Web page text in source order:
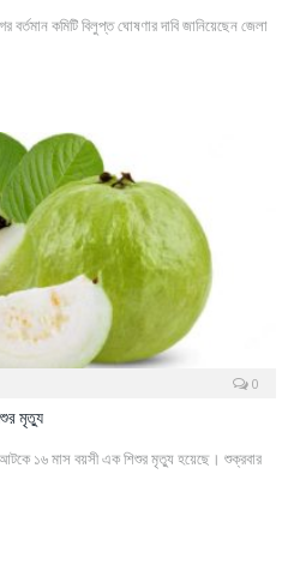
বর্তমান কমিটি বিলুপ্ত ঘোষণার দাবি জানিয়েছেন জেলা
0
মৃত্যু
আটকে ১৬ মাস বয়সী এক শিশুর মৃত্যু হয়েছে। শুক্রবার